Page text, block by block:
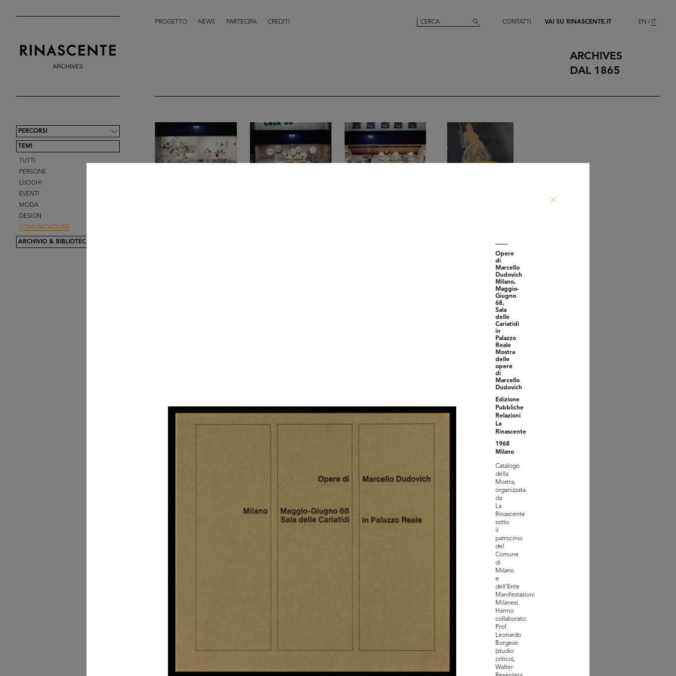
PROGETTO NEWS PARTECIPA CREDITI CONTATTI VAI SU RINASCENTE.IT EN
ARCHIVES
DAL 1865
PERCORSI
TEMI
TUTTI
PERSONE
LUOGHI
EVENTI
MODA
DESIGN
COMUNICAZIONE
ARCHIVIO & BIBLIOTECA
[Schizzo a pastello su carta
[Fotografia propedeutica
Opere
di
Marcello
Dudovich
Milano,
Maggio-
Giugno
68,
Sala
delle
Cariatidi
in
Palazzo
Reale
Mostra
delle
opere
di
Marcello
Dudovich
Edizione
Pubbliche
Relazioni
La
Rinascente
1968
Milano
Catalogo
della
Mostra,
organizzata
da
La
Rinascente
sotto
il
patrocinio
del
Comune
di
Milano
e
dell'Ente
Manifestazioni
Milanesi.
Hanno
collaborato:
Prof.
Leonardo
Borgese
(studio
critico),
Walter